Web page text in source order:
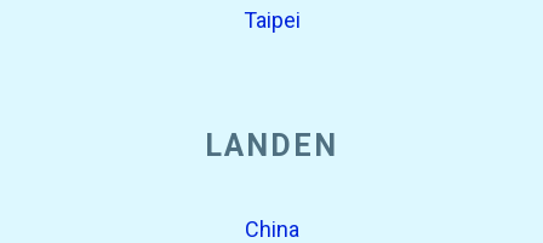
Taipei
LANDEN
China